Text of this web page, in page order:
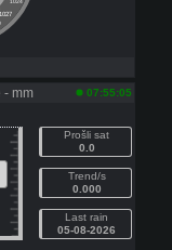
1027
- mm 07:55:05
Prošli sat
0.0
Trend/s
0.000
Last rain
05-08-2026